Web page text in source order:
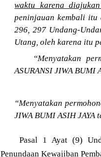
waktu karena
peninjauan kembali itu
296, 297 Undang-
Utang, oleh karena itu
“Menyatakan
ASURANSI JIWA BUMI
“Menyatakan
JIWA BUMI ASIH JAYA
Pasal 1 Ayat (9)
Penundaan Kewajiban